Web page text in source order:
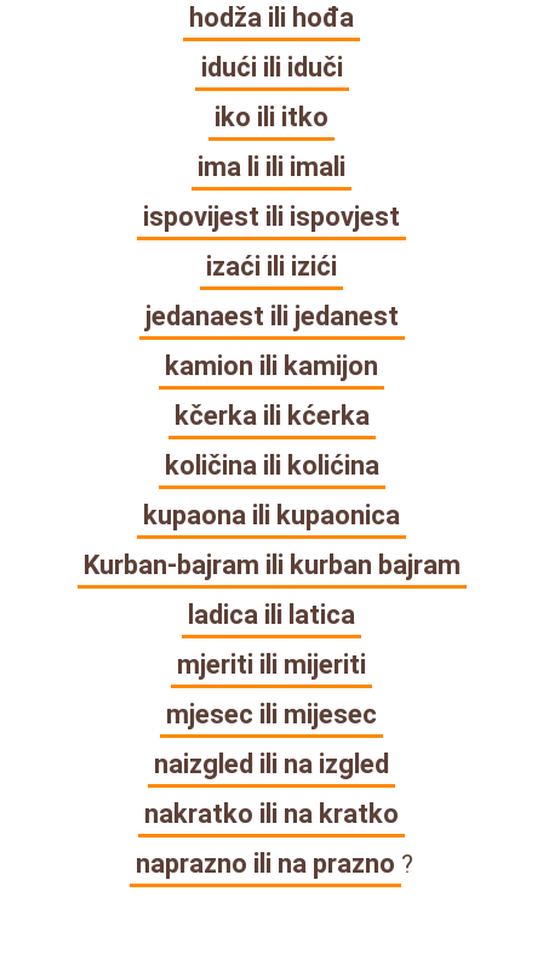
hodža ili hođa
idući ili iduči
iko ili itko
ima li ili imali
ispovijest ili ispovjest
izaći ili izići
jedanaest ili jedanest
kamion ili kamijon
kčerka ili kćerka
količina ili kolićina
kupaona ili kupaonica
Kurban-bajram ili kurban bajram
ladica ili latica
mjeriti ili mijeriti
mjesec ili mijesec
naizgled ili na izgled
nakratko ili na kratko
naprazno ili na prazno ?